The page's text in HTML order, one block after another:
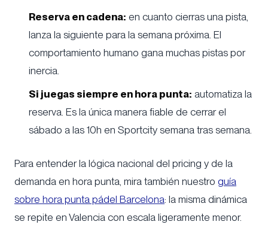
Reserva en cadena: en cuanto cierras una pista,
lanza la siguiente para la semana próxima. El
comportamiento humano gana muchas pistas por
inercia.
Si juegas siempre en hora punta: automatiza la
reserva. Es la única manera fiable de cerrar el
sábado a las 10h en Sportcity semana tras semana.
Para entender la lógica nacional del pricing y de la
demanda en hora punta, mira también nuestro guía
sobre hora punta pádel Barcelona: la misma dinámica
se repite en Valencia con escala ligeramente menor.